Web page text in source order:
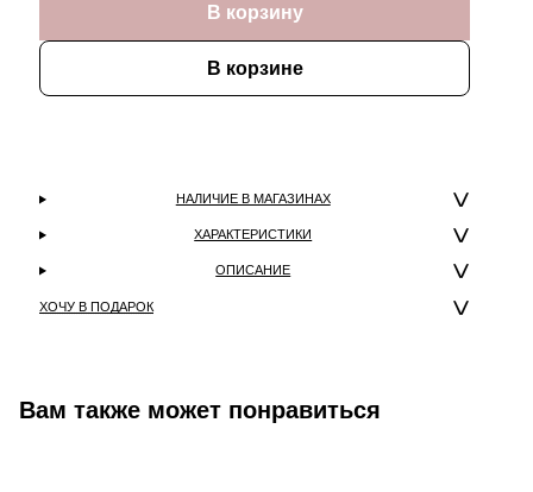
В корзину
В корзине
НАЛИЧИЕ В МАГАЗИНАХ
ХАРАКТЕРИСТИКИ
ОПИСАНИЕ
ХОЧУ В ПОДАРОК
Вам также может понравиться